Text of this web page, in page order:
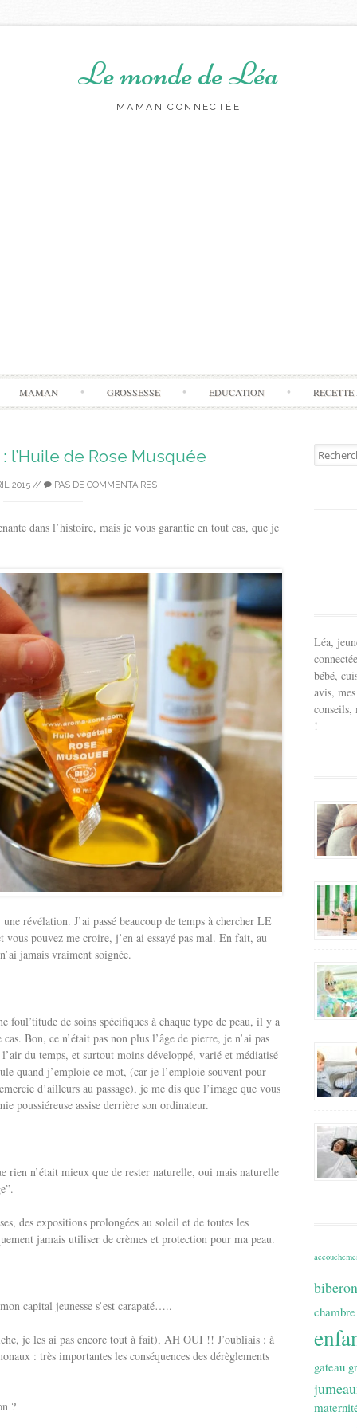
Le monde de Léa
MAMAN CONNECTÉE
Aller
MAMAN GROSSESSE EDUCATION
l’Huile de Rose Musquée
2015// PAS DE COMMENTAIRES
dans l’histoire, mais je vous garantie en tout cas, que je
révélation. J’ai passé beaucoup de temps à chercher LE
pouvez me croire, j’en ai essayé pas mal. En fait, au
jamais vraiment soignée.
foul’titude de soins spécifiques à chaque type de peau, il y a
Bon, ce n’était pas non plus l’âge de pierre, je n’ai pas
du temps, et surtout moins développé, varié et médiatisé
quand j’emploie ce mot, (car je l’emploie souvent pour
d’ailleurs au passage), je me dis que l’image que vous
poussiéreuse assise derrière son ordinateur.
rien n’était mieux que de rester naturelle, oui mais naturelle
des expositions prolongées au soleil et de toutes les
jamais utiliser de crèmes et protection pour ma peau.
capital jeunesse s’est carapaté…..
je les ai pas encore tout à fait), AH OUI !! J’oubliais : à
: très importantes les conséquences des dérèglements
?
pour:
Léa,
bébé,
avis,
!
biberon
chambre
gateau